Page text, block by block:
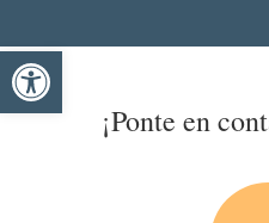
¡Ponte en
Abrir barra